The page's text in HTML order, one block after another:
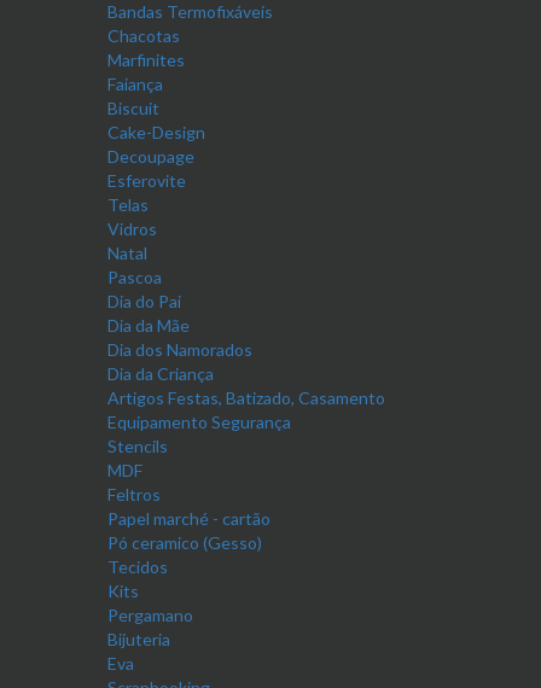
Bandas Termofixáveis
Chacotas
Marfinites
Faiança
Biscuit
Cake-Design
Decoupage
Esferovite
Telas
Vidros
Natal
Pascoa
Dia do Pai
Dia da Mãe
Dia dos Namorados
Dia da Criança
Artigos Festas, Batizado, Casamento
Equipamento Segurança
Stencils
MDF
Feltros
Papel marché - cartão
Pó ceramico (Gesso)
Tecidos
Kits
Pergamano
Bijuteria
Eva